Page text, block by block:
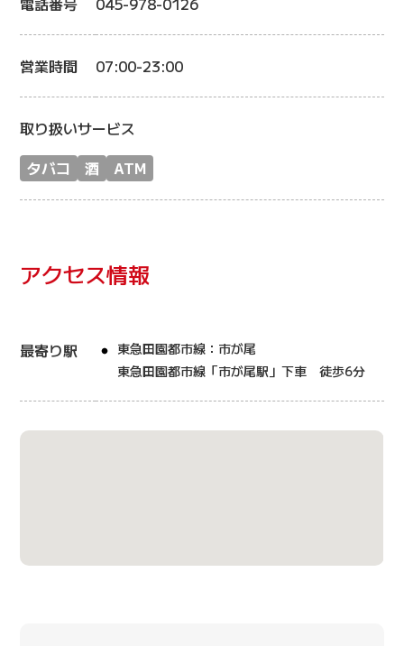
営業時間 07:00-23:00
取り扱いサービス
タバコ
酒 ATM
アクセス情報
最寄り駅
東急田園都市線：市が尾
東急田園都市線「市が尾駅」下車 徒歩6分